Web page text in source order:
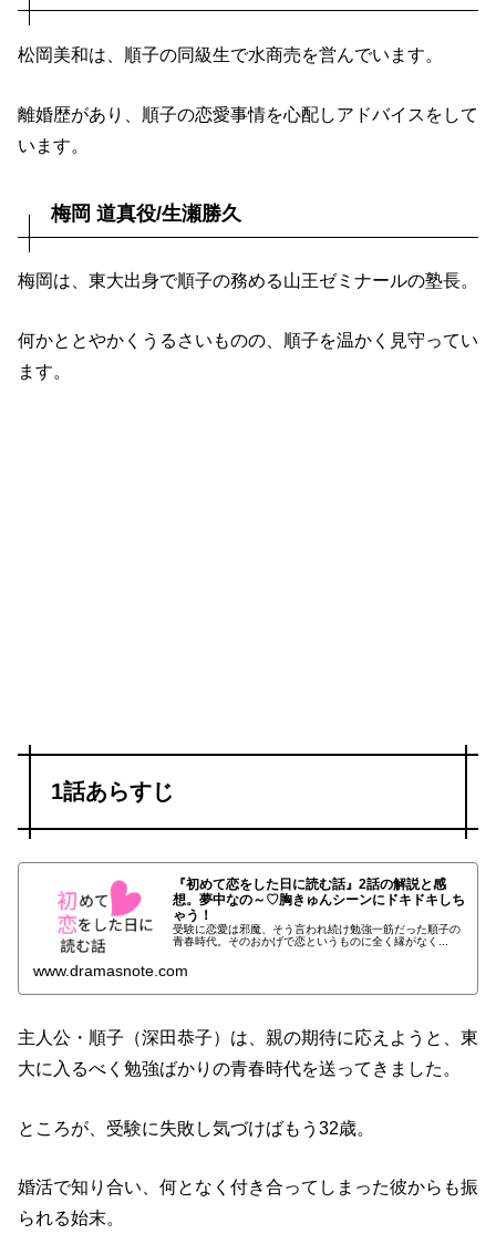
松岡美和は、順子の同級生で水商売を営んでいます。
離婚歴があり、順子の恋愛事情を心配しアドバイスをして
います。
梅岡 道真役/生瀬勝久
梅岡は、東大出身で順子の務める山王ゼミナールの塾長。
何かととやかくうるさいものの、順子を温かく見守ってい
ます。
1話あらすじ
『初めて恋をした日に読む話』2話の解説と感
想。夢中なの～♡胸きゅんシーンにドキドキしち
ゃう！
受験に恋愛は邪魔、そう言われ続け勉強一筋だった順子の
青春時代。そのおかげで恋というものに全く縁がなく...
www.dramasnote.com
主人公・順子（深田恭子）は、親の期待に応えようと、東
大に入るべく勉強ばかりの青春時代を送ってきました。
ところが、受験に失敗し気づけばもう32歳。
婚活で知り合い、何となく付き合ってしまった彼からも振
られる始末。